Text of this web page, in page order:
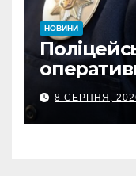
НОВИНИ
8 СЕРПНЯ,